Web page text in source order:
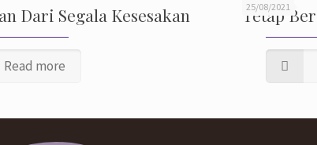
Dari Segala Kesesakan
Read more
25/08/2021
Tetap